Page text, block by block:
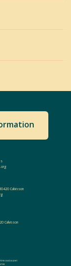
Calvisson
Calvisson
sociaux et